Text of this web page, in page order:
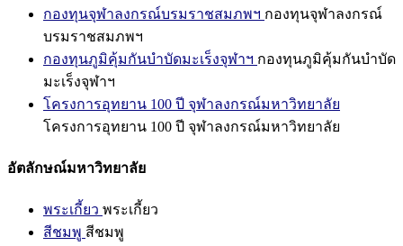
กองทุนจุฬาลงกรณ์บรมราชสมภพฯ กองทุนจุฬาลงกรณ์
บรมราชสมภพฯ
กองทุนภูมิคุ้มกันบำบัดมะเร็งจุฬาฯ กองทุนภูมิคุ้มกันบำบัด
มะเร็งจุฬาฯ
โครงการอุทยาน 100 ปี จุฬาลงกรณ์มหาวิทยาลัย
โครงการอุทยาน 100 ปี จุฬาลงกรณ์มหาวิทยาลัย
อัตลักษณ์มหาวิทยาลัย
พระเกี้ยว พระเกี้ยว
สีชมพู สีชมพู